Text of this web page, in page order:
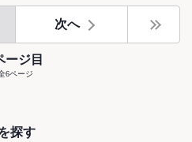
次へ
ージ目
6ページ
探す